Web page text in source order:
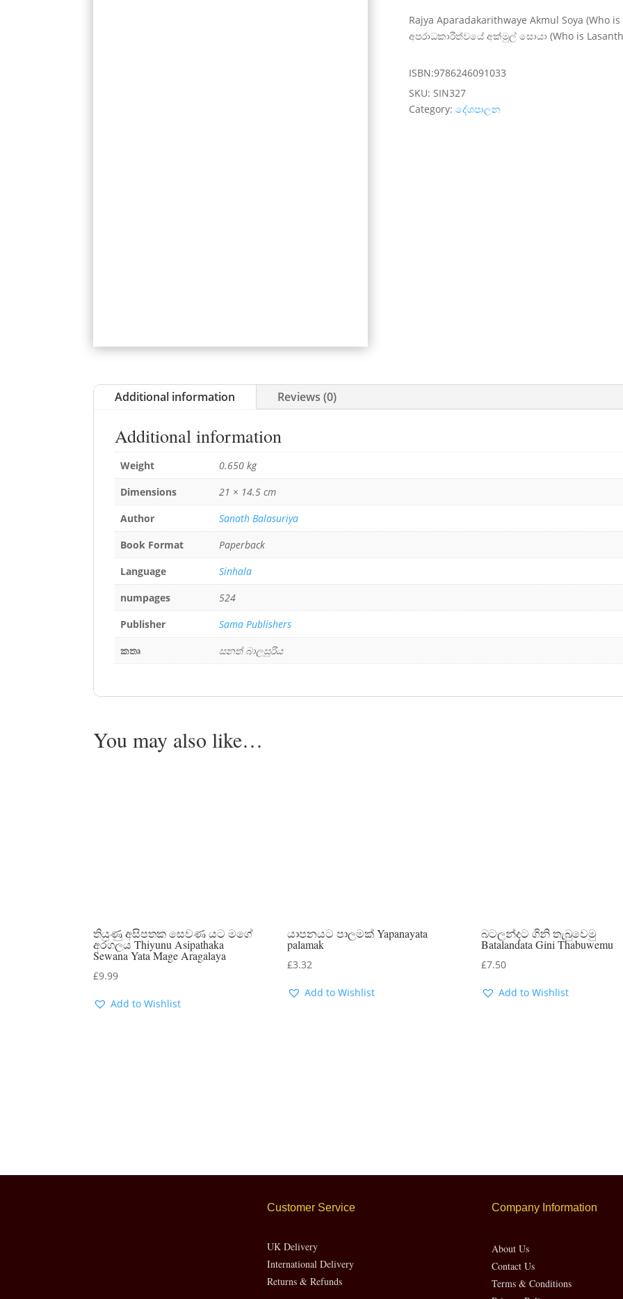
Rajya Aparadakarithwaye Akmul Soya (Who
අපරාධකාරීත්වයේ අක්මුල් සොයා (Who is
ISBN:9786246091033
SKU:SIN327
Category:දේශපාලන
Additional information Reviews (0)
Additional information
Weight
0.650 kg
Dimensions
21 × 14.5 cm
Author
Sanath Balasuriya
Book Format
Paperback
Language
Sinhala
numpages
524
Publisher
Sama Publishers
කතෘ
සනත් බාලසූරිය
You may also like…
තියුණු අසිපතක සෙවණ යට මගේ
අරගලය Thiyunu Asipathaka
Sewana Yata Mage Aragalaya
£9.99
Add to Wishlist
යාපනයට පාලමක් Yapanayata
palamak
£3.32
Add to Wishlist
බටලන්දට ගිනි තැබුවෙමු
Batalandata Gini Thabuwemu
£7.50
Add to Wishlist
Customer Service
UK Delivery
International Delivery
Returns & Refunds
Company Information
About Us
Contact Us
Terms & Conditions